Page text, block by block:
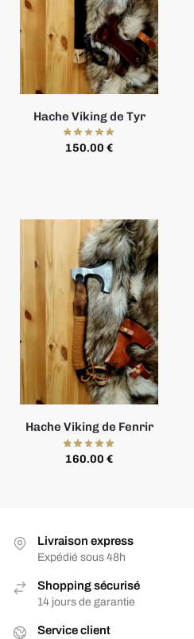
Hache Viking de Tyr
150.00 €
Hache Viking de Fenrir
160.00 €
Livraison express
Expédié sous 48h
Shopping sécurisé
14 jours de garantie
Service client